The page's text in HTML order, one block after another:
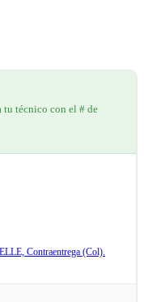
tu técnico con el # de
Contraentrega (Col).